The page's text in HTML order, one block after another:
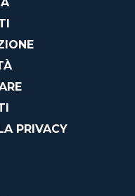
PRIVACY